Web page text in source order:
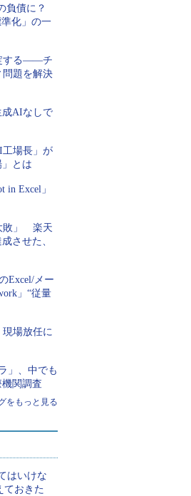
負債に？
化」の一
する――チ
問題を解決
AIなしで
場長」が
とは
in Excel」
敗」 楽天
させた、
Excel/メー
」“従量
場放任に
」、中でも
関調査
をもっと見る
はいけな
おきた